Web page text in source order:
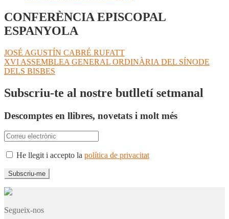
CONFERÈNCIA EPISCOPAL
ESPANYOLA
Navegació
d'entrades
Entrada
anterior:
JOSÉ AGUSTÍN CABRÉ RUFATT
Pròxima
entrada:
XVI ASSEMBLEA GENERAL ORDINÀRIA DEL SÍNODE
DELS BISBES
Subscriu-te al nostre butlletí setmanal
Descomptes en llibres, novetats i molt més
He llegit i accepto la política de privacitat
Segueix-nos